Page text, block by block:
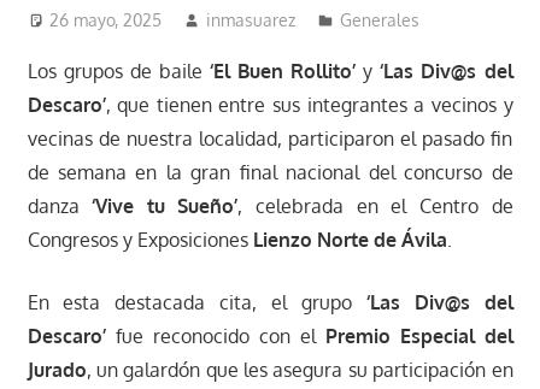
26 mayo, 2025 inmasuarez Generales
Los grupos de baile ‘El Buen Rollito’ y‘Las Div@s del
Descaro’, que tienen entre sus integrantes a vecinos y
vecinas de nuestra localidad, participaron el pasado fin
de semana en la gran final nacional del concurso de
danza‘Vive tu Sueño’, celebrada en el Centro de
Congresos y Exposiciones Lienzo Norte de Ávila.
En esta destacada cita, el grupo ‘Las Div@s del
Descaro’fue reconocido con el Premio Especial del
Jurado, un galardón que les asegura su participación en